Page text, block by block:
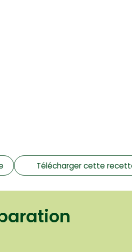
Télécharger cette